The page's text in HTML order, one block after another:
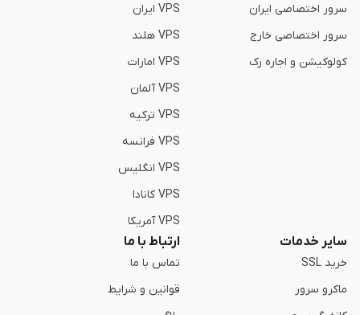
سرور اختصاصی ایران
سرور اختصاصی خارج
کولوکیشن و اجاره رک
VPS ایران
VPS هلند
VPS امارات
VPS آلمان
VPS ترکیه
VPS فرانسه
VPS انگلیس
VPS کانادا
VPS آمریکا
سایر خدمات
خرید SSL
ماکرو سرور
ارتباط با ما
تماس با ما
قوانین و شرایط